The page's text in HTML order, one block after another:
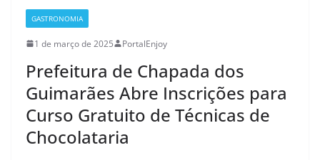
GASTRONOMIA
1 de março de 2025 PortalEnjoy
Prefeitura de Chapada dos
Guimarães Abre Inscrições para
Curso Gratuito de Técnicas de
Chocolataria